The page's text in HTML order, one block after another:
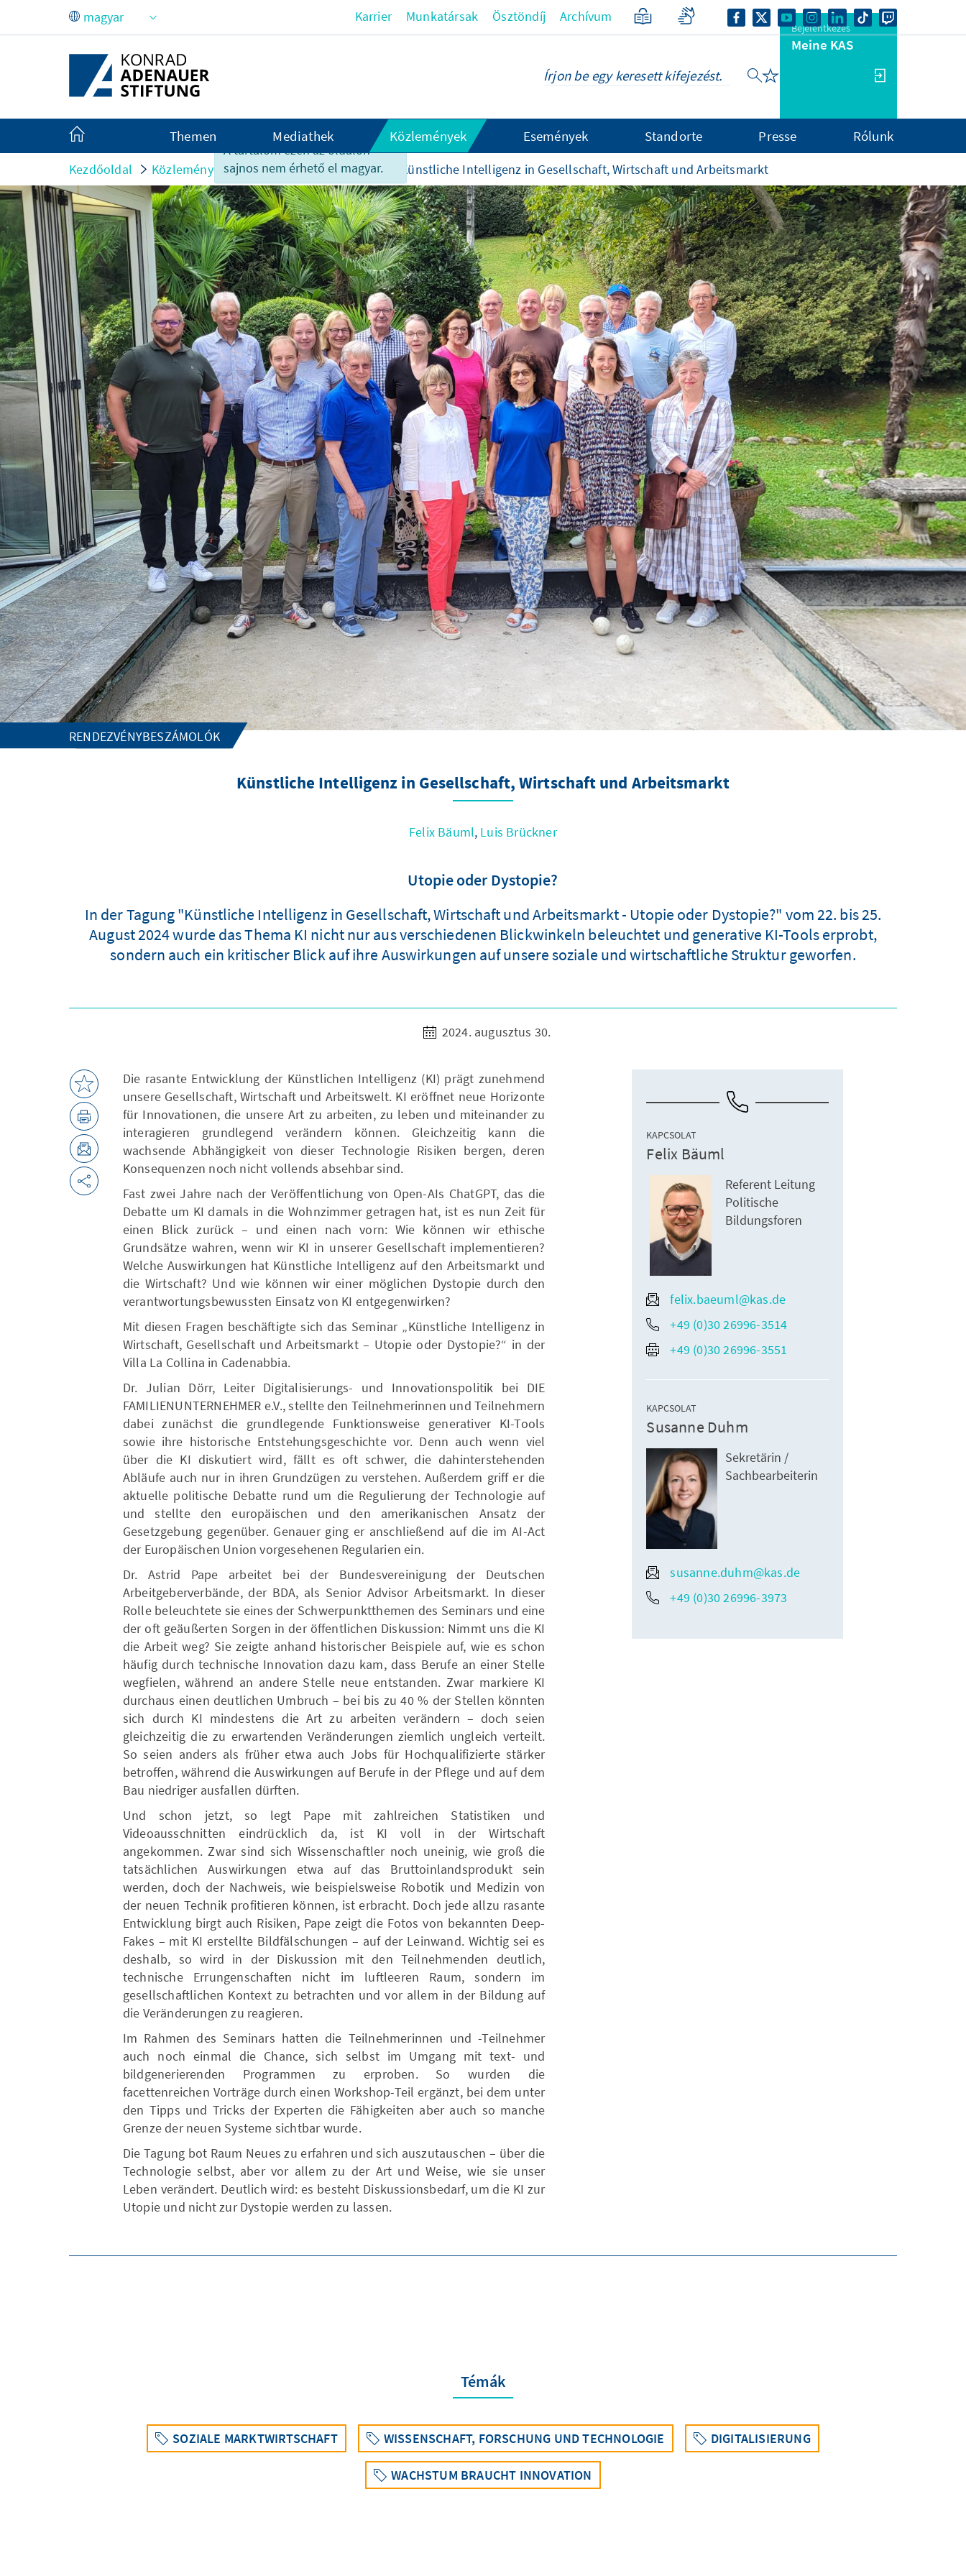
Ugrás a fő tartalomhoz
A tartalom ezen az oldalon
sajnos nem érhető el magyar.
Karrier Munkatársak Ösztöndíj Archívum
Bejelentkezés
Meine KAS
Themen Mediathek Közlemények Események Standorte Presse Rólunk
Kezdőoldal Közlemények Rendezvénybeszámolók Künstliche Intelligenz in Gesellschaft, Wirtschaft und Arbeitsmarkt
RENDEZVÉNYBESZÁMOLÓK
Künstliche Intelligenz in Gesellschaft, Wirtschaft und Arbeitsmarkt
Felix Bäuml, Luis Brückner
Utopie oder Dystopie?
In der Tagung "Künstliche Intelligenz in Gesellschaft, Wirtschaft und Arbeitsmarkt - Utopie oder Dystopie?" vom 22. bis 25.
August 2024 wurde das Thema KI nicht nur aus verschiedenen Blickwinkeln beleuchtet und generative KI-Tools erprobt,
sondern auch ein kritischer Blick auf ihre Auswirkungen auf unsere soziale und wirtschaftliche Struktur geworfen.
2024. augusztus 30.
Die rasante Entwicklung der Künstlichen Intelligenz (KI) prägt zunehmend
unsere Gesellschaft, Wirtschaft und Arbeitswelt. KI eröffnet neue Horizonte
für Innovationen, die unsere Art zu arbeiten, zu leben und miteinander zu
interagieren grundlegend verändern können. Gleichzeitig kann die
wachsende Abhängigkeit von dieser Technologie Risiken bergen, deren
Konsequenzen noch nicht vollends absehbar sind.
Fast zwei Jahre nach der Veröffentlichung von Open-AIs ChatGPT, das die
Debatte um KI damals in die Wohnzimmer getragen hat, ist es nun Zeit für
einen Blick zurück – und einen nach vorn: Wie können wir ethische
Grundsätze wahren, wenn wir KI in unserer Gesellschaft implementieren?
Welche Auswirkungen hat Künstliche Intelligenz auf den Arbeitsmarkt und
die Wirtschaft? Und wie können wir einer möglichen Dystopie durch den
verantwortungsbewussten Einsatz von KI entgegenwirken?
Mit diesen Fragen beschäftigte sich das Seminar „Künstliche Intelligenz in
Wirtschaft, Gesellschaft und Arbeitsmarkt – Utopie oder Dystopie?“ in der
Villa La Collina in Cadenabbia.
Dr. Julian Dörr, Leiter Digitalisierungs- und Innovationspolitik bei DIE
FAMILIENUNTERNEHMER e.V., stellte den Teilnehmerinnen und Teilnehmern
dabei zunächst die grundlegende Funktionsweise generativer KI-Tools
sowie ihre historische Entstehungsgeschichte vor. Denn auch wenn viel
über die KI diskutiert wird, fällt es oft schwer, die dahinterstehenden
Abläufe auch nur in ihren Grundzügen zu verstehen. Außerdem griff er die
aktuelle politische Debatte rund um die Regulierung der Technologie auf
und stellte den europäischen und den amerikanischen Ansatz der
Gesetzgebung gegenüber. Genauer ging er anschließend auf die im AI-Act
der Europäischen Union vorgesehenen Regularien ein.
Dr. Astrid Pape arbeitet bei der Bundesvereinigung der Deutschen
Arbeitgeberverbände, der BDA, als Senior Advisor Arbeitsmarkt. In dieser
Rolle beleuchtete sie eines der Schwerpunktthemen des Seminars und eine
der oft geäußerten Sorgen in der öffentlichen Diskussion: Nimmt uns die KI
die Arbeit weg? Sie zeigte anhand historischer Beispiele auf, wie es schon
häufig durch technische Innovation dazu kam, dass Berufe an einer Stelle
wegfielen, während an andere Stelle neue entstanden. Zwar markiere KI
durchaus einen deutlichen Umbruch – bei bis zu 40 % der Stellen könnten
sich durch KI mindestens die Art zu arbeiten verändern – doch seien
gleichzeitig die zu erwartenden Veränderungen ziemlich ungleich verteilt.
So seien anders als früher etwa auch Jobs für Hochqualifizierte stärker
betroffen, während die Auswirkungen auf Berufe in der Pflege und auf dem
Bau niedriger ausfallen dürften.
Und schon jetzt, so legt Pape mit zahlreichen Statistiken und
Videoausschnitten eindrücklich da, ist KI voll in der Wirtschaft
angekommen. Zwar sind sich Wissenschaftler noch uneinig, wie groß die
tatsächlichen Auswirkungen etwa auf das Bruttoinlandsprodukt sein
werden, doch der Nachweis, wie beispielsweise Robotik und Medizin von
der neuen Technik profitieren können, ist erbracht. Doch jede allzu rasante
Entwicklung birgt auch Risiken, Pape zeigt die Fotos von bekannten Deep-
Fakes – mit KI erstellte Bildfälschungen – auf der Leinwand. Wichtig sei es
deshalb, so wird in der Diskussion mit den Teilnehmenden deutlich,
technische Errungenschaften nicht im luftleeren Raum, sondern im
gesellschaftlichen Kontext zu betrachten und vor allem in der Bildung auf
die Veränderungen zu reagieren.
Im Rahmen des Seminars hatten die Teilnehmerinnen und -Teilnehmer
auch noch einmal die Chance, sich selbst im Umgang mit text- und
bildgenerierenden Programmen zu erproben. So wurden die
facettenreichen Vorträge durch einen Workshop-Teil ergänzt, bei dem unter
den Tipps und Tricks der Experten die Fähigkeiten aber auch so manche
Grenze der neuen Systeme sichtbar wurde.
Die Tagung bot Raum Neues zu erfahren und sich auszutauschen – über die
Technologie selbst, aber vor allem zu der Art und Weise, wie sie unser
Leben verändert. Deutlich wird: es besteht Diskussionsbedarf, um die KI zur
Utopie und nicht zur Dystopie werden zu lassen.
KAPCSOLAT
Felix Bäuml
Referent Leitung
Politische
Bildungsforen
felix.baeuml@kas.de
+49 (0)30 26996-3514
+49 (0)30 26996-3551
KAPCSOLAT
Susanne Duhm
Sekretärin /
Sachbearbeiterin
susanne.duhm@kas.de
+49 (0)30 26996-3973
Témák
SOZIALE MARKTWIRTSCHAFT WISSENSCHAFT, FORSCHUNG UND TECHNOLOGIE DIGITALISIERUNG
WACHSTUM BRAUCHT INNOVATION